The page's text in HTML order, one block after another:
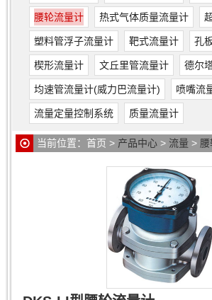
腰轮流量计 热式气体质量流量计
塑料管浮子流量计 靶式流量计 孔
楔形流量计 文丘里管流量计 德尔
均速管流量计(威力巴流量计) 喷嘴流
流量定量控制系统 质量流量计
当前位置： 首页 > 产品中心 > 流量 >